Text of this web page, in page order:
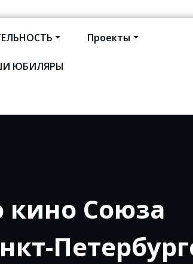
Петербурга
Проекты
ЮБИЛЯРЫ
кино Союза